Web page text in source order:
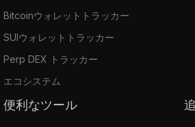
Bitcoinウォレットトラッカー
SUIウォレットトラッカー
Perp DEX トラッカー
エコシステム
便利なツール